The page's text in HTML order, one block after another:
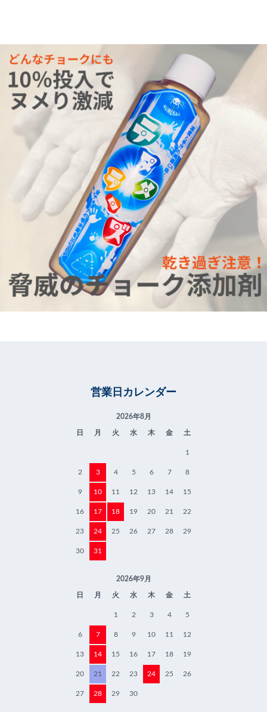
営業日カレンダー
2026年8月
日 月 火 水 木 金 土
1
2 3 4 5 6 7 8
9 10 11 12 13 14 15
16 17 18 19 20 21 22
23 24 25 26 27 28 29
30 31
2026年9月
日 月 火 水 木 金 土
1 2 3 4 5
6 7 8 9 10 11 12
13 14 15 16 17 18 19
20 21 22 23 24 25 26
27 28 29 30